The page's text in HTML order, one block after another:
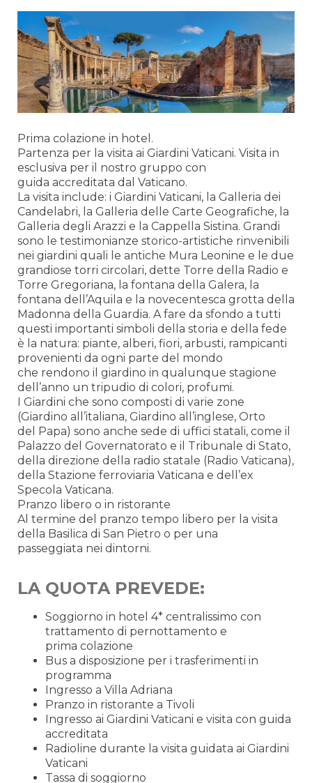
Prima colazione in hotel.
Partenza per la visita ai Giardini Vaticani. Visita in
esclusiva per il nostro gruppo con
guida accreditata dal Vaticano.
La visita include: i Giardini Vaticani, la Galleria dei
Candelabri, la Galleria delle Carte Geografiche, la
Galleria degli Arazzi e la Cappella Sistina. Grandi
sono le testimonianze storico-artistiche rinvenibili
nei giardini quali le antiche Mura Leonine e le due
grandiose torri circolari, dette Torre della Radio e
Torre Gregoriana, la fontana della Galera, la
fontana dell’Aquila e la novecentesca grotta della
Madonna della Guardia. A fare da sfondo a tutti
questi importanti simboli della storia e della fede
è la natura: piante, alberi, fiori, arbusti, rampicanti
provenienti da ogni parte del mondo
che rendono il giardino in qualunque stagione
dell’anno un tripudio di colori, profumi.
I Giardini che sono composti di varie zone
(Giardino all’italiana, Giardino all’inglese, Orto
del Papa) sono anche sede di uffici statali, come il
Palazzo del Governatorato e il Tribunale di Stato,
della direzione della radio statale (Radio Vaticana),
della Stazione ferroviaria Vaticana e dell’ex
Specola Vaticana.
Pranzo libero o in ristorante
Al termine del pranzo tempo libero per la visita
della Basilica di San Pietro o per una
passeggiata nei dintorni.
LA QUOTA PREVEDE:
Soggiorno in hotel 4* centralissimo con
trattamento di pernottamento e
prima colazione
Bus a disposizione per i trasferimenti in
programma
Ingresso a Villa Adriana
Pranzo in ristorante a Tivoli
Ingresso ai Giardini Vaticani e visita con guida
accreditata
Radioline durante la visita guidata ai Giardini
Vaticani
Tassa di soggiorno